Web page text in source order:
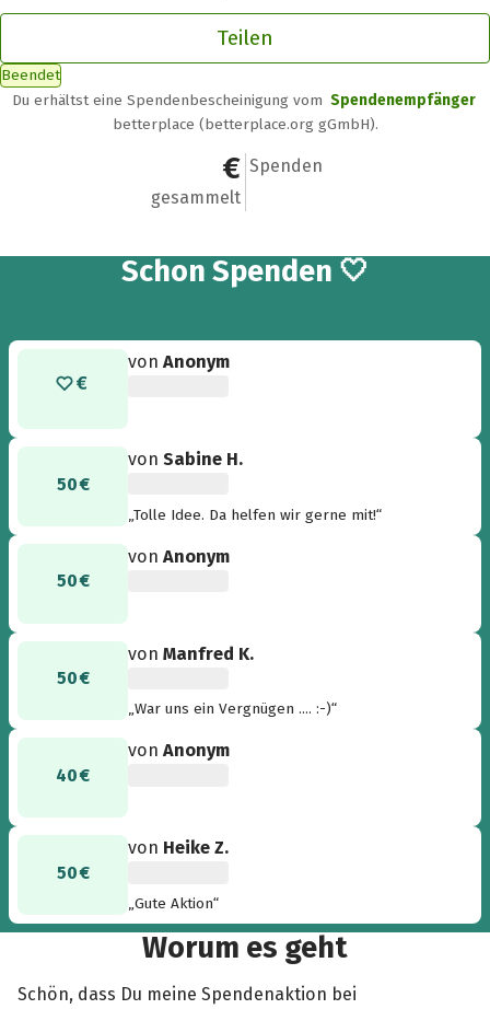
Teilen
Beendet
Du erhältst eine Spendenbescheinigung vom Spendenempfänger
betterplace (betterplace.org gGmbH).
540 €
gesammelt
10
Spenden
Schon 10
Spenden 🤍
vonAnonym
50 €
vonSabine H.
„Tolle Idee. Da helfen wir gerne mit!“
50 €
vonAnonym
50 €
vonManfred K.
„War uns ein Vergnügen .... :-)“
40 €
vonAnonym
50 €
von Heike Z.
„Gute Aktion“
Worum es geht
Schön, dass Du meine Spendenaktion bei